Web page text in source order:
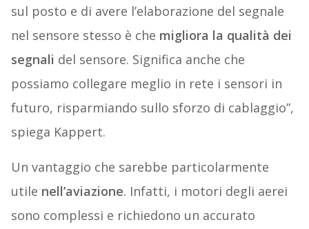
sul posto e di avere l’elaborazione del segnale
nel sensore stesso è che migliora la qualità dei
segnali del sensore. Significa anche che
possiamo collegare meglio in rete i sensori in
futuro, risparmiando sullo sforzo di cablaggio”,
spiega Kappert.
Un vantaggio che sarebbe particolarmente
utile nell’aviazione. Infatti, i motori degli aerei
sono complessi e richiedono un accurato